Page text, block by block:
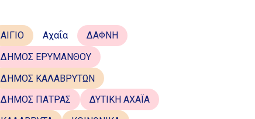
ΑΙΓΙΟ Αχαΐα
ΔΑΦΝΗ
ΔΗΜΟΣ ΕΡΥΜΑΝΘΟΥ
ΔΗΜΟΣ ΚΑΛΑΒΡΥΤΩΝ
ΔΗΜΟΣ ΠΑΤΡΑΣ
ΔΥΤΙΚΗ ΑΧΑΪΑ